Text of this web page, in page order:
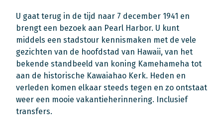
U gaat terug in de tijd naar 7 december 1941 en
brengt een bezoek aan Pearl Harbor. U kunt
middels een stadstour kennismaken met de vele
gezichten van de hoofdstad van Hawaii, van het
bekende standbeeld van koning Kamehameha tot
aan de historische Kawaiahao Kerk. Heden en
verleden komen elkaar steeds tegen en zo ontstaat
weer een mooie vakantieherinnering. Inclusief
transfers.